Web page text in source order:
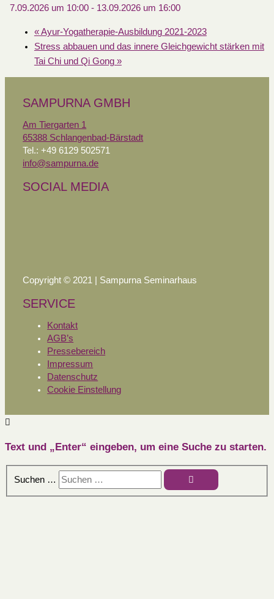
7.09.2026 um 10:00- 13.09.2026 um 16:00
«Ayur-Yogatherapie-Ausbildung 2021-2023
Stress abbauen und das innere Gleichgewicht stärken mit
Tai Chi und Qi Gong »
SAMPURNA GMBH
Am Tiergarten 1
65388 Schlangenbad-Bärstadt
Tel.: +49 6129 502571
info@sampurna.de
SOCIAL MEDIA
Copyright © 2021 | Sampurna Seminarhaus
SERVICE
Kontakt
AGB’s
Pressebereich
Impressum
Datenschutz
Cookie Einstellung
Text und „Enter“ eingeben, um eine Suche zu starten.
Suchen …